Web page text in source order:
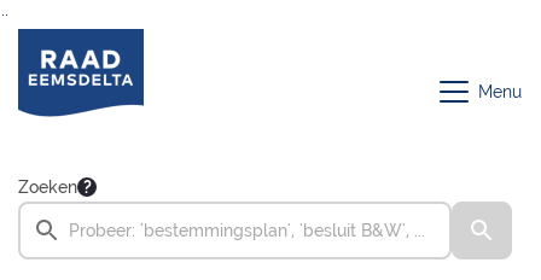
Ga naar de inhoud van deze pagina
Ga naar het zoeken
Ga naar het menu
Menu
Zoeken